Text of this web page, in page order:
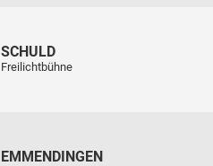
SCHULD
Freilichtbühne
EMMENDINGEN